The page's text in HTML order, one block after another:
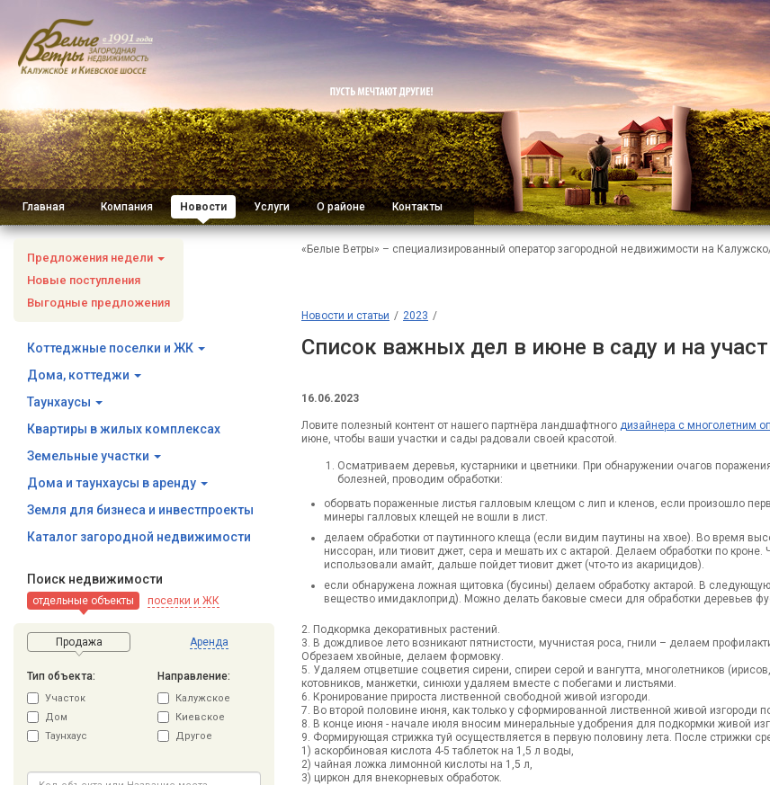
Главная Компания Новости Услуги О районе Контакты
Предложения недели
Новые поступления
Выгодные предложения
Коттеджные поселки и ЖК
Дома, коттеджи
Таунхаусы
Квартиры в жилых комплексах
Земельные участки
Дома и таунхаусы в аренду
Земля для бизнеса и инвестпроекты
Каталог загородной недвижимости
Поиск недвижимости
отдельные объекты поселки и ЖК
Продажа Аренда
Тип объекта:
Участок
Дом
Таунхаус
Направление:
Калужское
Киевское
Другое
«Белые Ветры» – специализированный оператор загородной недвижимости на
Новости и статьи 2023
Список важных дел в июне в саду и на
16.06.2023
Ловите полезный контент от нашего партнёра ландшафтного дизайнера с многолетним
июне, чтобы ваши участки и сады радовали своей красотой.
Осматриваем деревья, кустарники и цветники. При обнаружении очагов
болезней, проводим обработки:
оборвать пораженные листья галловым клещом с лип и кленов, если произошло
минеры галловых клещей не вошли в лист.
делаем обработки от паутинного клеща (если видим паутины на хвое). Во время
ниссоран, или тиовит джет, сера и мешать их с актарой. Делаем обработки по
использовали амайт, дальше пойдет тиовит джет (что-то из акарицидов).
если обнаружена ложная щитовка (бусины) делаем обработку актарой. В
вещество имидаклоприд). Можно делать баковые смеси для обработки деревьев
2. Подкормка декоративных растений.
3. В дождливое лето возникают пятнистости, мучнистая роса, гнили – делаем
Обрезаем хвойные, делаем формовку.
5. Удаляем отцветшие соцветия сирени, спиреи серой и вангутта, многолетников
котовников, манжетки, синюхи удаляем вместе с побегами и листьями.
6. Кронирование прироста лиственной свободной живой изгороди.
7. Во второй половине июня, как только у сформированной лиственной живой изгороди
8. В конце июня - начале июля вносим минеральные удобрения для подкормки живой
9. Формирующая стрижка туй осуществляется в первую половину лета. После стрижки
1) аскорбиновая кислота 4-5 таблеток на 1,5 л воды,
2) чайная ложка лимонной кислоты на 1,5 л,
3) циркон для внекорневых обработок.